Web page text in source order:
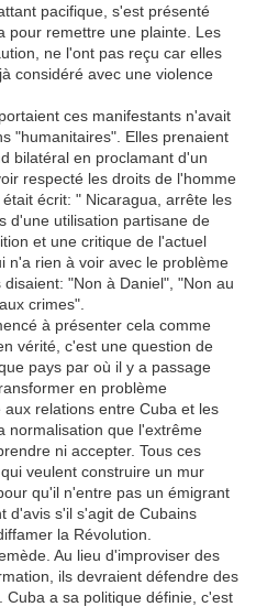
pacifique, s'est présenté
pour remettre une plainte. Les
ne l'ont pas reçu car elles
considéré avec une violence
ces manifestants n'avait
"humanitaires". Elles prenaient
bilatéral en proclamant d'un
respecté les droits de l'homme
écrit: " Nicaragua, arrête les
d'une utilisation partisane de
et une critique de l'actuel
n'a rien à voir avec le problème
"Non à Daniel", "Non au
crimes".
à présenter cela comme
vérité, c'est une question de
pays par où il y a passage
en problème
relations entre Cuba et les
normalisation que l'extrême
ni accepter. Tous ces
veulent construire un mur
qu'il n'entre pas un émigrant
d'avis s'il s'agit de Cubains
la Révolution.
Au lieu d'improviser des
ils devraient défendre des
a sa politique définie, c'est